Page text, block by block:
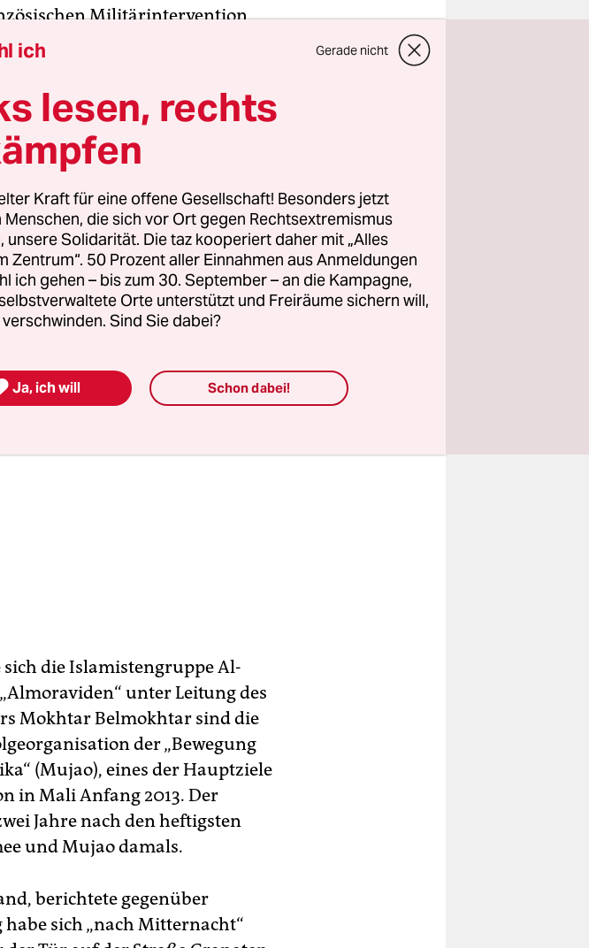
Militärintervention
Hauptstadt des Sahelstaates
erlebt. Fünf Menschen
als ein bewaffneter Angreifer
beliebte Bar „La
Bamako eindrang und das
ein Franzose sowie ein
Mission in Mali. Unter den
sowie mehrere internationale
die Islamistengruppe Al-
unter Leitung des
Mokhtar Belmokhtar sind die
der „Bewegung
(Mujao), eines der Hauptziele
in Mali Anfang 2013. Der
Jahre nach den heftigsten
und Mujao damals.
berichtete gegenüber
sich „nach Mitternacht“
ich Gerade nicht
lesen, rechts
Kraft für eine offene Gesellschaft! Besonders jetzt
Menschen, die sich vor Ort gegen Rechtsextremismus
unsere Solidarität. Die taz kooperiert daher mit „Alles
Zentrum“. 50 Prozent aller Einnahmen aus Anmeldungen
ich gehen – bis zum 30. September – an die Kampagne,
Orte unterstützt und Freiräume sichern will,
Sind Sie dabei?
Ja, ich will Schon dabei!